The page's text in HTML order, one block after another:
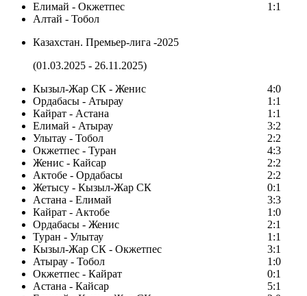
Елимай - Окжетпес
1:1
Алтай - Тобол
Казахстан. Премьер-лига -2025
(01.03.2025 - 26.11.2025)
Кызыл-Жар СК - Женис
4:0
Ордабасы - Атырау
1:1
Кайрат - Астана
1:1
Елимай - Атырау
3:2
Улытау - Тобол
2:2
Окжетпес - Туран
4:3
Женис - Кайсар
2:2
Актобе - Ордабасы
2:2
Жетысу - Кызыл-Жар СК
0:1
Астана - Елимай
3:3
Кайрат - Актобе
1:0
Ордабасы - Женис
2:1
Туран - Улытау
1:1
Кызыл-Жар СК - Окжетпес
3:1
Атырау - Тобол
1:0
Окжетпес - Кайрат
0:1
Астана - Кайсар
5:1